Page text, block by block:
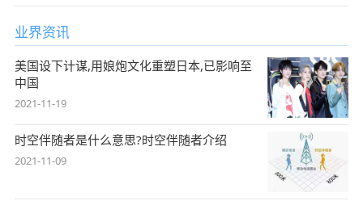
业界资讯
美国设下计谋,用娘炮文化重塑日本,已影响至
中国
2021-11-19
时空伴随者是什么意思?时空伴随者介绍
2021-11-09